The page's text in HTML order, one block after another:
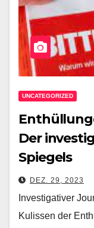
UNCATEGORIZED
Der
Spiegels
DEZ. 29, 2023
Investigativer
Kulissen der